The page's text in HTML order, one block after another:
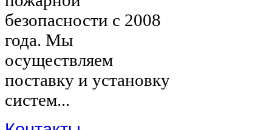
безопасности с 2008
года. Мы
осуществляем
поставку и установку
систем...